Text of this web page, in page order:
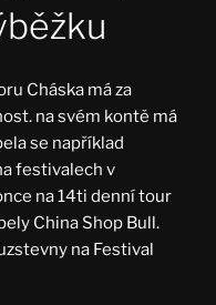
Cháska má za
na svém kontě má
se například
festivalech v
na 14ti denní tour
China Shop Bull.
na Festival